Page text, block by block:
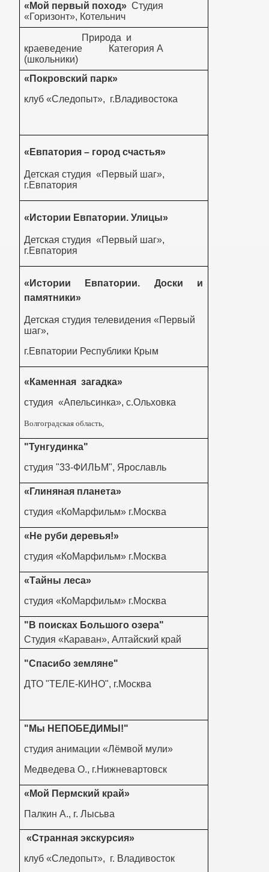
«Мой первый поход»Студия
«Горизонт», Котельнич
Природа и
краеведение Категория А
(школьники)
«Покровский парк»
клуб «Следопыт», г.Владивостока
«Евпатория – город счастья»
Детская студия «Первый шаг»,
г.Евпатория
«Истории Евпатории. Улицы»
Детская студия «Первый шаг»,
г.Евпатория
«Истории Евпатории. Доски и
памятники»
Детская студия телевидения «Первый
шаг»,
г.Евпатории Республики Крым
«Каменная загадка»
студия «Апельсинка», с.Ольховка
Волгоградская область,
"Тунгудинка"
студия "33-ФИЛЬМ", Ярославль
«Глиняная планета»
студия «КоМарфильм» г.Москва
«Не руби деревья!»
студия «КоМарфильм» г.Москва
«Тайны леса»
студия «КоМарфильм» г.Москва
"В поисках Большого озера"
Студия «Караван», Алтайский край
"Спасибо земляне"
ДТО "ТЕЛЕ-КИНО", г.Москва
"Мы НЕПОБЕДИМЫ!"
студия анимации «Лёмвой мули»
Медведева О., г.Нижневартовск
«Мой Пермский край»
Палкин А., г. Лысьва
«Странная экскурсия»
клуб «Следопыт», г. Владивосток